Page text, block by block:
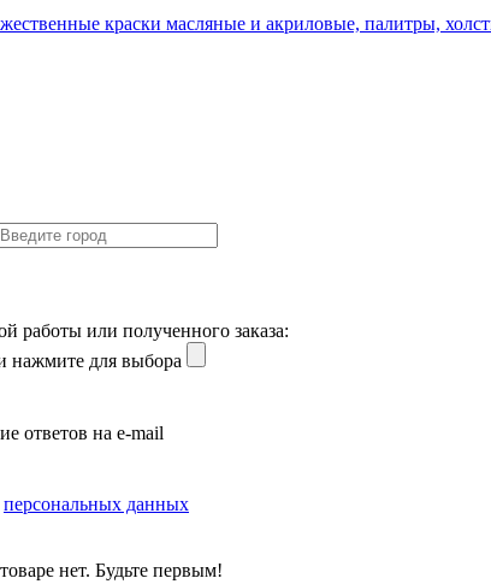
краски масляные и акриловые, палитры,
работы или полученного заказа:
нажмите для выбора
ответов на e-mail
персональных данных
нет. Будьте первым!